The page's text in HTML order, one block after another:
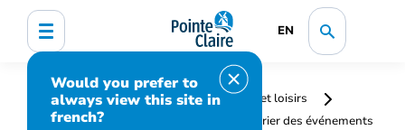
EN
Would you prefer to
always view this site in
french?
Accueil
Bibliothèque, culture, sports et loisirs
Programmation et inscription
Calendrier des événements